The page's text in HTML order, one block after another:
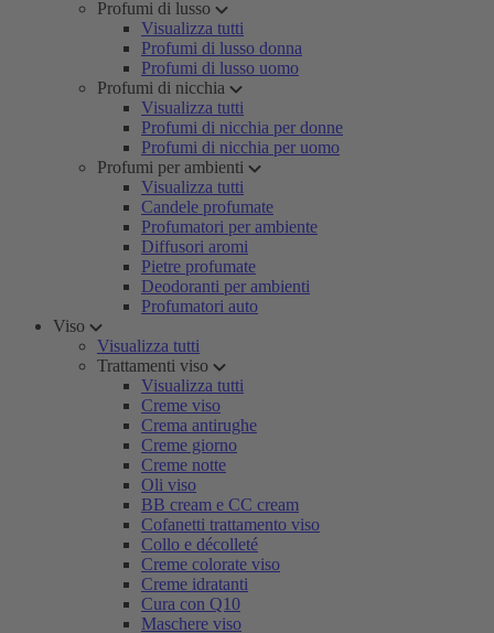
Profumi di lusso
Visualizza tutti
Profumi di lusso donna
Profumi di lusso uomo
Profumi di nicchia
Visualizza tutti
Profumi di nicchia per donne
Profumi di nicchia per uomo
Profumi per ambienti
Visualizza tutti
Candele profumate
Profumatori per ambiente
Diffusori aromi
Pietre profumate
Deodoranti per ambienti
Profumatori auto
Viso
Visualizza tutti
Trattamenti viso
Visualizza tutti
Creme viso
Crema antirughe
Creme giorno
Creme notte
Oli viso
BB cream e CC cream
Cofanetti trattamento viso
Collo e décolleté
Creme colorate viso
Creme idratanti
Cura con Q10
Maschere viso